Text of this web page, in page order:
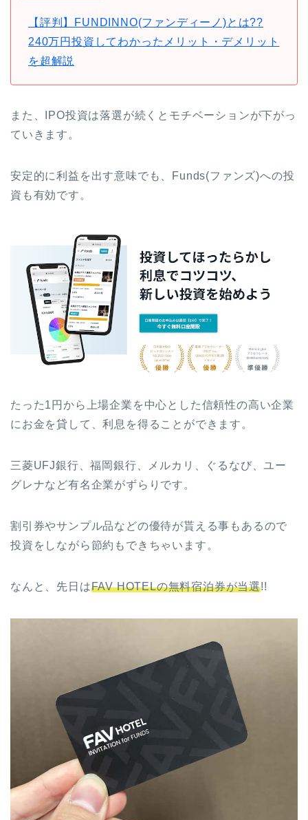
【評判】FUNDINNO(ファンディーノ)とは??
240万円投資してわかったメリット・デメリット
を超解説
また、IPO投資は落選が続くとモチベーションが下がっ
ていきます。
安定的に利益を出す意味でも、Funds(ファンズ)への投
資も有効です。
たった1円から上場企業を中心とした信頼性の高い企業
にお金を貸して、利息を得ることができます。
三菱UFJ銀行、福岡銀行、メルカリ、ぐるなび、ユー
グレナなど有名企業がずらりです。
割引券やサンプル品などの優待が貰える事もあるので
投資をしながら節約もできちゃいます。
なんと、先日はFAV HOTELの無料宿泊券が当選!!